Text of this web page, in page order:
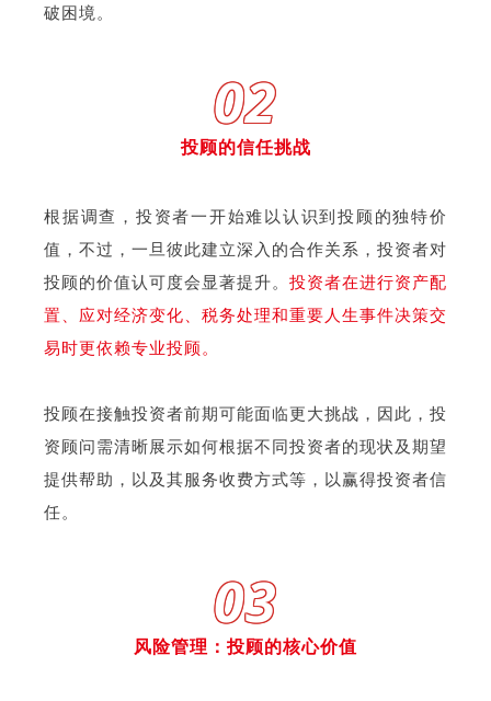
破困境。
02
投顾的信任挑战
根据调查，投资者一开始难以认识到投顾的独特价
值，不过，一旦彼此建立深入的合作关系，投资者对
投顾的价值认可度会显著提升。 投资者在进行资产配
置、应对经济变化、税务处理和重要人生事件决策交
易时更依赖专业投顾。
投顾在接触投资者前期可能面临更大挑战，因此，投
资顾问需清晰展示如何根据不同投资者的现状及期望
提供帮助，以及其服务收费方式等，以赢得投资者信
任。
03
风险管理：投顾的核心价值